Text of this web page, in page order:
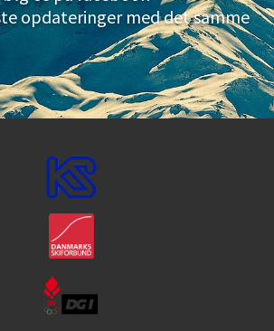
opdateringer med det samme